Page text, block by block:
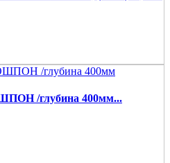
/глубина 400мм...